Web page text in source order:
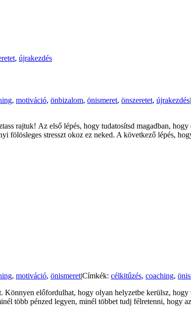
, újrakezdés
, motiváció, önbizalom, önismeret, önszeretet, újrakezdés|
rajtuk! Az első lépés, hogy tudatosítsd magadban,
fölösleges stresszt okoz ez neked. A következő lépés,
, motiváció, önismeret|Címkék: célkitűzés, coaching,
előfordulhat, hogy olyan helyzetbe kerülsz,
több pénzed legyen, minél többet tudj félretenni, hogy